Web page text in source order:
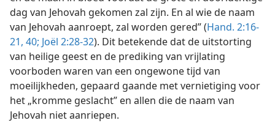
dag van Jehovah gekomen zal zijn. En al wie de naam
van Jehovah aanroept, zal worden gered” (Hand. 2:16-
21, 40; Joël 2:28-32). Dit betekende dat de uitstorting
van heilige geest en de prediking van vrijlating
voorboden waren van een ongewone tijd van
moeilijkheden, gepaard gaande met vernietiging voor
het „kromme geslacht” en allen die de naam van
Jehovah niet aanriepen.